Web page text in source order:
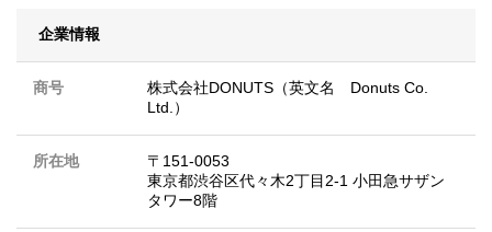
企業情報
商号
株式会社DONUTS（英文名 Donuts Co.
Ltd.）
所在地
〒151-0053
東京都渋谷区代々木2丁目2-1 小田急サザン
タワー8階